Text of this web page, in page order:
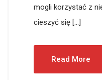
mogli korzystać z
cieszyć się […]
Read More